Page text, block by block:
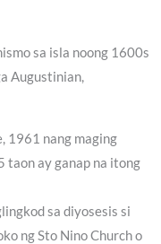
sa isla noong 1600s
Augustinian,
1961 nang maging
taon ay ganap na itong
sa diyosesis si
ng Sto Nino Church o